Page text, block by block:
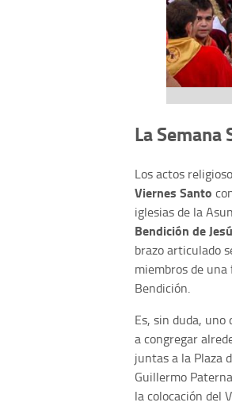
La Semana
Los actos
Viernes Santo
iglesias de la
Bendición de
brazo articulado
miembros de
Bendición.
Es, sin duda, uno
a congregar
juntas a la Plaza
Guillermo
la colocación del